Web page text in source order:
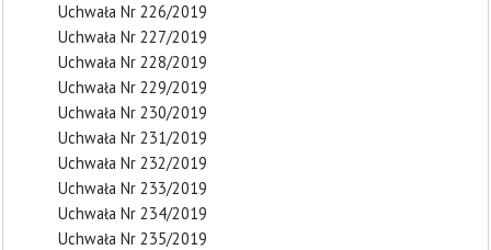
Uchwała Nr 226/2019
Uchwała Nr 227/2019
Uchwała Nr 228/2019
Uchwała Nr 229/2019
Uchwała Nr 230/2019
Uchwała Nr 231/2019
Uchwała Nr 232/2019
Uchwała Nr 233/2019
Uchwała Nr 234/2019
Uchwała Nr 235/2019